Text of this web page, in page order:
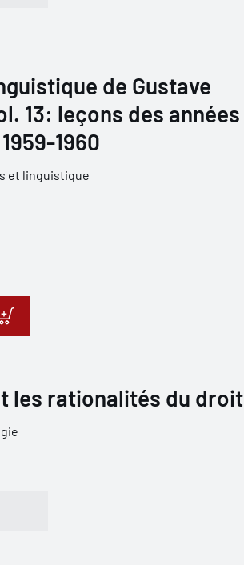
de Gustave
13: leçons des années
1960
et linguistique
les rationalités du droit